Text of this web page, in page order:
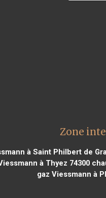
Zone
à Saint Philbert de
à Thyez 74300
gaz Viessmann à